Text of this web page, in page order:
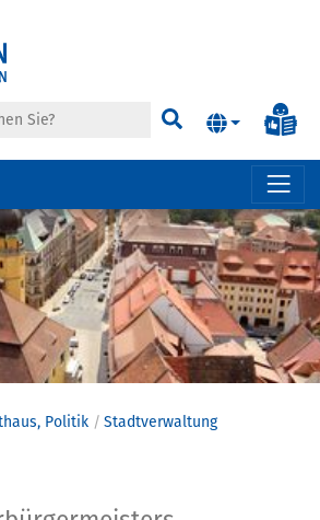
Suchen
Politik
Stadtverwaltung